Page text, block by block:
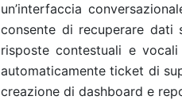
un’interfaccia
consente di recuperare dati
risposte contestuali e
automaticamente ticket di
creazione di dashboard e